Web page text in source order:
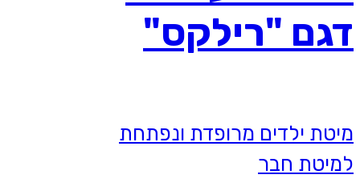
דגם "רילקס"
מיטת ילדים מרופדת ונפתחת
למיטת חבר